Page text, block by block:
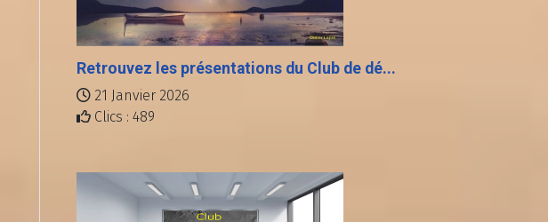
Retrouvez les présentations du Club de dé...
21 Janvier 2026
Clics : 489